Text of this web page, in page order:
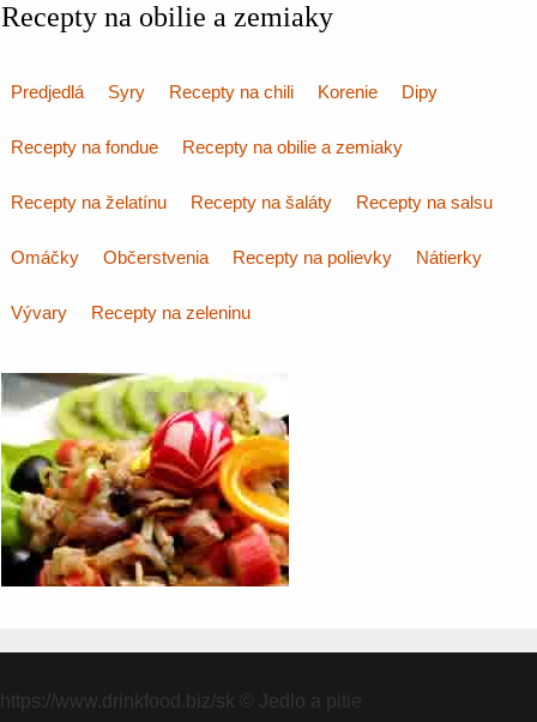
Recepty na obilie a zemiaky
Predjedlá Syry Recepty na chili Korenie Dipy
Recepty na fondue Recepty na obilie a zemiaky
Recepty na želatínu Recepty na šaláty Recepty na salsu
Omáčky Občerstvenia Recepty na polievky Nátierky
Vývary Recepty na zeleninu
https://www.drinkfood.biz/sk © Jedlo a pitie